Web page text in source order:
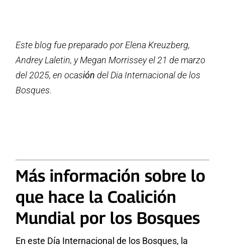
Este blog fue preparado por Elena Kreuzberg,
Andrey Laletin, y Megan Morrissey el 21 de marzo
del 2025, en ocasión del Dia Internacional de los
Bosques.
Más información sobre lo
que hace la Coalición
Mundial por los Bosques
En este Día Internacional de los Bosques, la